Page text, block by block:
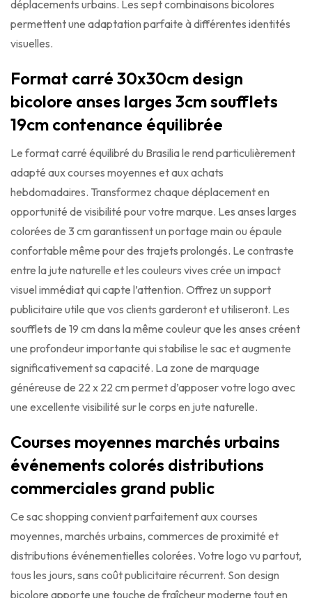
déplacements urbains. Les sept combinaisons bicolores
permettent une adaptation parfaite à différentes identités
visuelles.
Format carré 30x30cm design
bicolore anses larges 3cm soufflets
19cm contenance équilibrée
Le format carré équilibré du Brasilia le rend particulièrement
adapté aux courses moyennes et aux achats
hebdomadaires. Transformez chaque déplacement en
opportunité de visibilité pour votre marque. Les anses larges
colorées de 3 cm garantissent un portage main ou épaule
confortable même pour des trajets prolongés. Le contraste
entre la jute naturelle et les couleurs vives crée un impact
visuel immédiat qui capte l’attention. Offrez un support
publicitaire utile que vos clients garderont et utiliseront. Les
soufflets de 19 cm dans la même couleur que les anses créent
une profondeur importante qui stabilise le sac et augmente
significativement sa capacité. La zone de marquage
généreuse de 22 x 22 cm permet d’apposer votre logo avec
une excellente visibilité sur le corps en jute naturelle.
Courses moyennes marchés urbains
événements colorés distributions
commerciales grand public
Ce sac shopping convient parfaitement aux courses
moyennes, marchés urbains, commerces de proximité et
distributions événementielles colorées. Votre logo vu partout,
tous les jours, sans coût publicitaire récurrent. Son design
bicolore apporte une touche de fraîcheur moderne tout en